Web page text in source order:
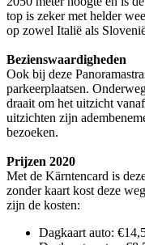
top is zeker met helder
op zowel Italië als
Bezienswaardigheden
Ook bij deze
parkeerplaatsen.
draait om het uitzicht
uitzichten zijn
bezoeken.
Prijzen 2020
Met de Kärntencard is
zonder kaart kost deze
zijn de kosten:
Dagkaart auto: